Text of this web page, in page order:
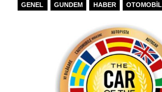
GENEL GUNDEM HABER OTOMOBIL